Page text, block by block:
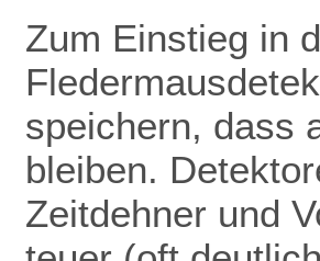
Zum Einstieg in
speichern, dass
bleiben.
Zeitdehner und